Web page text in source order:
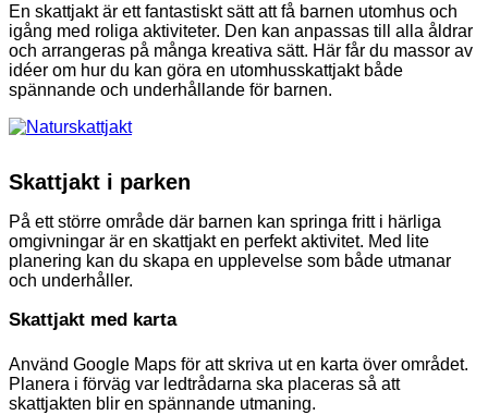
En skattjakt är ett fantastiskt sätt att få barnen utomhus och
igång med roliga aktiviteter. Den kan anpassas till alla åldrar
och arrangeras på många kreativa sätt. Här får du massor av
idéer om hur du kan göra en utomhusskattjakt både
spännande och underhållande för barnen.
Skattjakt i parken
På ett större område där barnen kan springa fritt i härliga
omgivningar är en skattjakt en perfekt aktivitet. Med lite
planering kan du skapa en upplevelse som både utmanar
och underhåller.
Skattjakt med karta
Använd Google Maps för att skriva ut en karta över området.
Planera i förväg var ledtrådarna ska placeras så att
skattjakten blir en spännande utmaning.